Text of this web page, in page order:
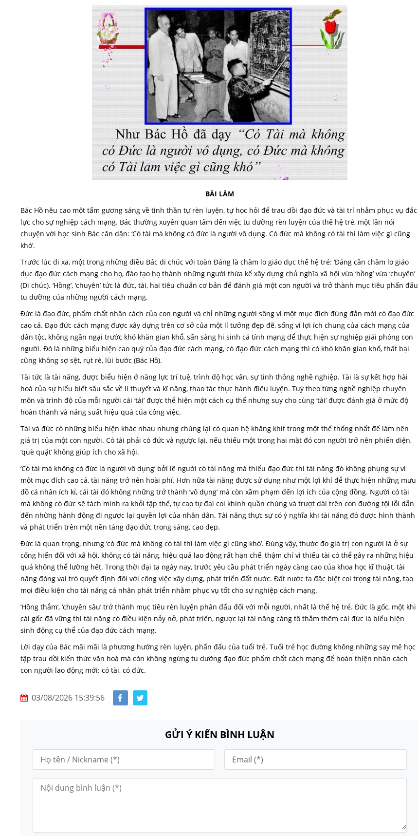
BÀI LÀM
Bác Hồ nêu cao một tấm gương sáng về tinh thần tự rèn luyện, tự học hỏi để trau dồi đạo đức và tài trí nhằm phục vụ đắc
lực cho sự nghiệp cách mạng. Bác thường xuyên quan tâm đến việc tu dưỡng rèn luyện của thế hệ trẻ, một lần nói
chuyện với học sinh Bác căn dặn: ‘Có tài mà không có đức là người vô dụng. Có đức mà không có tài thì làm việc gì cũng
khó’.
Trước lúc đi xa, một trong những điều Bác di chúc với toàn Đảng là chăm lo giáo dục thế hệ trẻ: ‘Đảng cần chăm lo giáo
dục đạo đức cách mạng cho họ, đào tạo họ thành những người thừa kế xây dựng chủ nghĩa xã hội vừa ‘hồng’ vừa ‘chuyên’
(Di chúc). ‘Hồng’, ‘chuyên’ tức là đức, tài, hai tiêu chuẩn cơ bản để đánh giá một con người và trở thành mục tiêu phấn đấu
tu dưỡng của những người cách mạng.
Đức là đạo đức, phẩm chất nhân cách của con người và chỉ những người sông vì một mục đích đúng đắn mới có đạo đức
cao cả. Đạo đức cách mạng được xây dựng trên cơ sở của một lí tưởng đẹp đẽ, sống vì lợi ích chung của cách mạng của
dân tộc, không ngần ngại trước khó khăn gian khổ, sấn sàng hi sinh cả tính mạng để thực hiện sự nghiệp giải phóng con
người. Đó là những biểu hiện cao quý của đạo đức cách mạng, có đạo đức cách mạng thì có khó khăn gian khổ, thất bại
cũng không sợ sệt, rụt rè, lùi bước (Bác Hồ).
Tài tức là tài năng, được biểu hiện ở năng lực trí tuệ, trình độ học vân, sự tinh thông nghề nghiệp. Tài là sự kết hợp hài
hoà của sự hiểu biết sâu sắc về lí thuyết và kĩ năng, thao tác thực hành điêu luyện. Tuỳ theo từng nghề nghiệp chuyên
môn và trình độ của mỗi người cái ‘tài’ được thể hiện một cách cụ thể nhưng suy cho cùng ‘tài’ được đánh giá ở mức độ
hoàn thành và năng suất hiệu quả của công việc.
Tài và đức có những biểu hiện khác nhau nhưng chúng lại có quan hệ khăng khít trong một thể thống nhất để làm nên
giá trị của một con người. Có tài phải có đức và ngược lại, nếu thiếu một trong hai mặt đó con người trở nên phiến diện,
‘què quặt’ không giúp ích cho xã hội.
‘Có tài mà không có đức là người vô dụng’ bởi lẽ người có tài năng mà thiếu đạo đức thì tài năng đó không phụng sự vì
một mục đích cao cả, tài năng trở nên hoài phí. Hơn nữa tài năng được sử dụng như một lợi khí để thực hiện những mưu
đồ cá nhân ích kỉ, cái tài đó không những trở thành ‘vô dụng’ mà còn xầm phạm đến lợi ích của cộng đồng. Người có tài
mà không có đức sẽ tách mình ra khỏi tập thể, tự cao tự đại coi khinh quần chúng và trượt dài trên con đường tội lỗi dẫn
đến những hành động đi ngược lại quyền lợi của nhân dân. Tài năng thực sự có ý nghĩa khi tài năng đó được hình thành
và phát triển trên một nền tảng đạo đức trong sáng, cao đẹp.
Đức là quan trọng, nhưng ‘có đức mà không có tài thì làm việc gì cũng khó’. Đúng vậy, thước đo giá trị con người là ở sự
cống hiến đối với xã hội, không có tài năng, hiệu quả lao động rất hạn chế, thậm chí vì thiếu tài có thể gây ra những hiệu
quả không thể lường hết. Trong thời đại ta ngày nay, trước yêu cầu phát triển ngày càng cao của khoa học kĩ thuật, tài
năng đóng vai trò quyết định đôi với công việc xây dựng, phát triển đất nước. Đất nước ta đặc biệt coi trọng tài năng, tạo
mọi điều kiện cho tài năng cá nhân phát triển nhằm phục vụ tốt cho sự nghiệp cách mạng.
‘Hồng thắm’, ‘chuyên sâu’ trở thành mục tiêu rèn luyện phân đấu đối với mỗi người, nhất là thế hệ trẻ. Đức là gốc, một khi
cái gốc đã vững thì tài năng có điều kiện nảy nở, phát triển, ngược lại tài năng càng tô thắm thêm cái đức là biểu hiện
sinh động cụ thể của đạo đức cách mạng.
Lời dạy của Bác mãi mãi là phương hướng rèn luyện, phấn đấu của tuổi trẻ. Tuổi trẻ học đường không những say mê học
tập trau dồi kiến thức văn hoá mà còn không ngừng tu dưỡng đạo đức phẩm chất cách mạng để hoàn thiện nhân cách
con người lao động mới: có tài, có đức.
03/08/2026 15:39:56
GỬI Ý KIẾN BÌNH LUẬN